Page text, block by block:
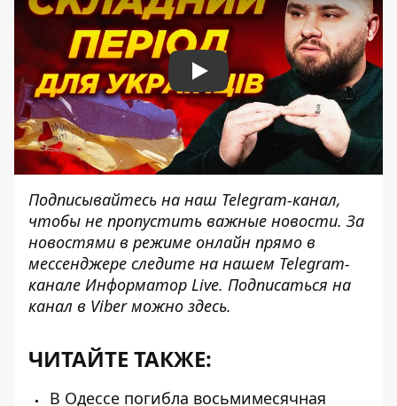
Play
Подписывайтесь на наш Telegram-канал,
чтобы не пропустить важные новости. За
новостями в режиме онлайн прямо в
мессенджере следите на нашем Telegram-
канале Информатор Live. Подписаться на
канал в Viber можно здесь.
ЧИТАЙТЕ ТАКЖЕ:
В Одессе погибла восьмимесячная